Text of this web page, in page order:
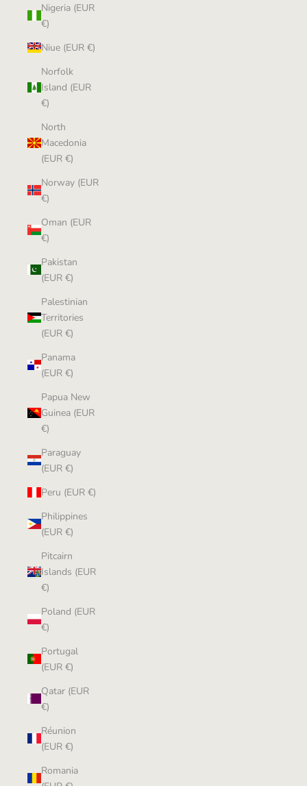
Nigeria (EUR
€)
Niue (EUR €)
Norfolk
Island (EUR
€)
North
Macedonia
(EUR €)
Norway (EUR
€)
Oman (EUR
€)
Pakistan
(EUR €)
Palestinian
Territories
(EUR €)
Panama
(EUR €)
Papua New
Guinea (EUR
€)
Paraguay
(EUR €)
Peru (EUR €)
Philippines
(EUR €)
Pitcairn
Islands (EUR
€)
Poland (EUR
€)
Portugal
(EUR €)
Qatar (EUR
€)
Réunion
(EUR €)
Romania